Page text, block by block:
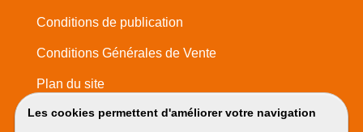
Les cookies permettent d'améliorer votre navigation
Conditions de publication
Conditions Générales de Vente
Plan du site